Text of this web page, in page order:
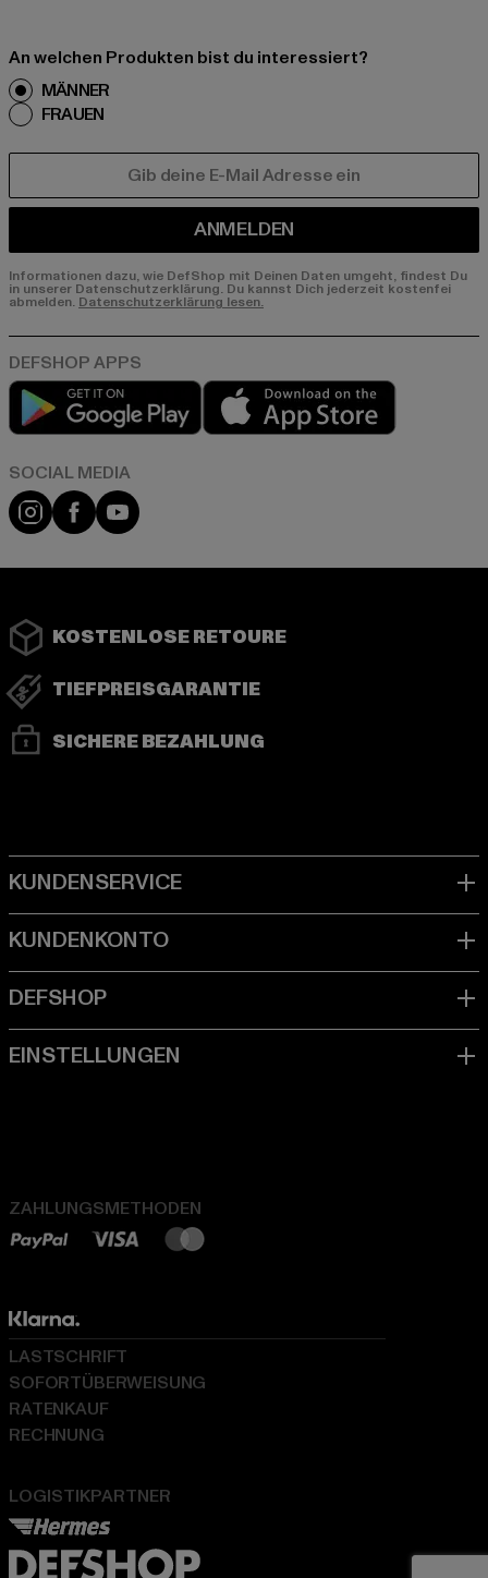
An welchen Produkten bist du interessiert?
MÄNNER
FRAUEN
ANMELDEN
Informationen dazu, wie DefShop mit Deinen Daten umgeht, findest Du
in unserer Datenschutzerklärung. Du kannst Dich jederzeit kostenfei
abmelden. Datenschutzerklärung lesen.
Play market
Instagram
FacebookYouTube
KOSTENLOSE RETOURE
TIEFPREISGARANTIE
SICHERE BEZAHLUNG
ZAHLUNGSMETHODEN
LOGISTIKPARTNER
LASTSCHRIFT
SOFORTÜBERWEISUNG
RATENKAUF
RECHNUNG